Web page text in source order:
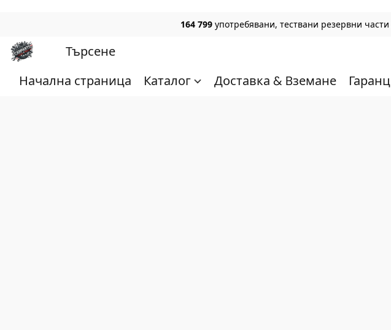
164 799 употребявани, тествани резервни
Начална страница Каталог Доставка & Bземане